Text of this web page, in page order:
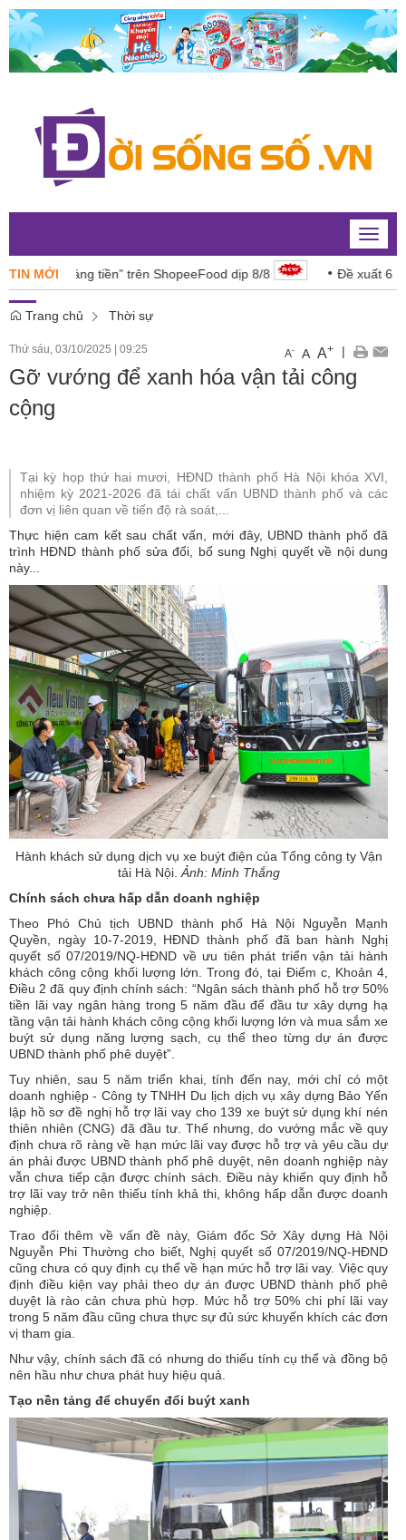
Toggle
TIN MỚI
“đáng tiền” trên ShopeeFood dịp 8/8 Đề xuất 6 lĩnh vực
Trang chủ Thời sự
Thứ sáu, 03/10/2025 | 09:25 A- A A+ |
Gỡ vướng để xanh hóa vận tải công
cộng
Tại kỳ họp thứ hai mươi, HĐND thành phố Hà Nội khóa XVI,
nhiệm kỳ 2021-2026 đã tái chất vấn UBND thành phố và các
đơn vị liên quan về tiến độ rà soát,...
Thực hiện cam kết sau chất vấn, mới đây, UBND thành phố đã
trình HĐND thành phố sửa đổi, bổ sung Nghị quyết về nội dung
này...
Hành khách sử dụng dịch vụ xe buýt điện của Tổng công ty Vận
tải Hà Nội. Ảnh: Minh Thắng
Chính sách chưa hấp dẫn doanh nghiệp
Theo Phó Chủ tịch UBND thành phố Hà Nội Nguyễn Mạnh
Quyền, ngày 10-7-2019, HĐND thành phố đã ban hành Nghị
quyết số 07/2019/NQ-HĐND về ưu tiên phát triển vận tải hành
khách công cộng khối lượng lớn. Trong đó, tại Điểm c, Khoản 4,
Điều 2 đã quy định chính sách: “Ngân sách thành phố hỗ trợ 50%
tiền lãi vay ngân hàng trong 5 năm đầu để đầu tư xây dựng hạ
tầng vận tải hành khách công cộng khối lượng lớn và mua sắm xe
buýt sử dụng năng lượng sạch, cụ thể theo từng dự án được
UBND thành phố phê duyệt”.
Tuy nhiên, sau 5 năm triển khai, tính đến nay, mới chỉ có một
doanh nghiệp - Công ty TNHH Du lịch dịch vụ xây dựng Bảo Yến
lập hồ sơ đề nghị hỗ trợ lãi vay cho 139 xe buýt sử dụng khí nén
thiên nhiên (CNG) đã đầu tư. Thế nhưng, do vướng mắc về quy
định chưa rõ ràng về hạn mức lãi vay được hỗ trợ và yêu cầu dự
án phải được UBND thành phố phê duyệt, nên doanh nghiệp này
vẫn chưa tiếp cận được chính sách. Điều này khiến quy định hỗ
trợ lãi vay trở nên thiếu tính khả thi, không hấp dẫn được doanh
nghiệp.
Trao đổi thêm về vấn đề này, Giám đốc Sở Xây dựng Hà Nội
Nguyễn Phi Thường cho biết, Nghị quyết số 07/2019/NQ-HĐND
cũng chưa có quy định cụ thể về hạn mức hỗ trợ lãi vay. Việc quy
định điều kiện vay phải theo dự án được UBND thành phố phê
duyệt là rào cản chưa phù hợp. Mức hỗ trợ 50% chi phí lãi vay
trong 5 năm đầu cũng chưa thực sự đủ sức khuyến khích các đơn
vị tham gia.
Như vậy, chính sách đã có nhưng do thiếu tính cụ thể và đồng bộ
nên hầu như chưa phát huy hiệu quả.
Tạo nền tảng để chuyển đổi buýt xanh